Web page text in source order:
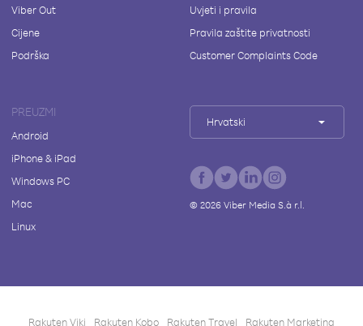
Viber Out
Cijene
Podrška
Uvjeti i pravila
Pravila zaštite privatnosti
Customer Complaints Code
PREUZMI
Android
iPhone & iPad
Windows PC
Mac
Linux
Hrvatski
© 2026Viber Media S.à r.l.
Rakuten Viki Rakuten Kobo Rakuten Travel Rakuten Marketing